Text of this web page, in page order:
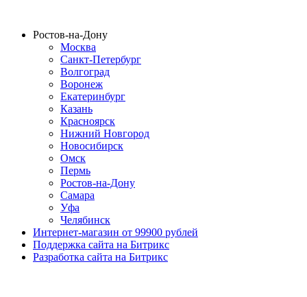
Ростов-на-Дону
Москва
Санкт-Петербург
Волгоград
Воронеж
Екатеринбург
Казань
Красноярск
Нижний Новгород
Новосибирск
Омск
Пермь
Ростов-на-Дону
Самара
Уфа
Челябинск
Интернет-магазин от 99900 рублей
Поддержка сайта на Битрикс
Разработка сайта на Битрикс